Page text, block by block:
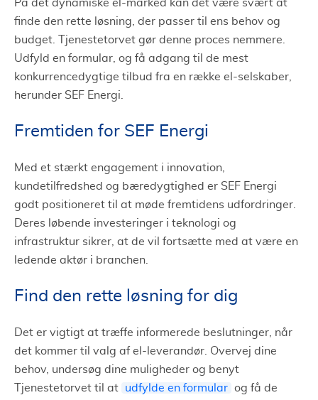
På det dynamiske el-marked kan det være svært at
finde den rette løsning, der passer til ens behov og
budget. Tjenestetorvet gør denne proces nemmere.
Udfyld en formular, og få adgang til de mest
konkurrencedygtige tilbud fra en række el-selskaber,
herunder SEF Energi.
Fremtiden for SEF Energi
Med et stærkt engagement i innovation,
kundetilfredshed og bæredygtighed er SEF Energi
godt positioneret til at møde fremtidens udfordringer.
Deres løbende investeringer i teknologi og
infrastruktur sikrer, at de vil fortsætte med at være en
ledende aktør i branchen.
Find den rette løsning for dig
Det er vigtigt at træffe informerede beslutninger, når
det kommer til valg af el-leverandør. Overvej dine
behov, undersøg dine muligheder og benyt
Tjenestetorvet til at
udfylde en formular og få de